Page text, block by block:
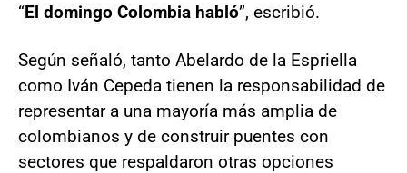
“El domingo Colombia habló”, escribió.
Según señaló, tanto Abelardo de la Espriella
como Iván Cepeda tienen la responsabilidad de
representar a una mayoría más amplia de
colombianos y de construir puentes con
sectores que respaldaron otras opciones